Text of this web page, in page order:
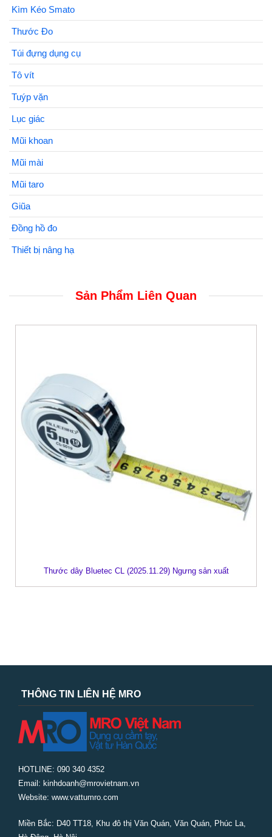
Kìm Kéo Smato
Thước Đo
Túi đựng dụng cụ
Tô vít
Tuýp vặn
Lục giác
Mũi khoan
Mũi mài
Mũi taro
Giũa
Đồng hồ đo
Thiết bị nâng hạ
Sản Phẩm Liên Quan
Thước dây Bluetec CL (2025.11.29) Ngưng sản xuất
THÔNG TIN LIÊN HỆ MRO
HOTLINE: 090 340 4352
Email: kinhdoanh@mrovietnam.vn
Website: www.vattumro.com
Miền Bắc: D40 TT18, Khu đô thị Văn Quán, Văn Quán, Phúc La,